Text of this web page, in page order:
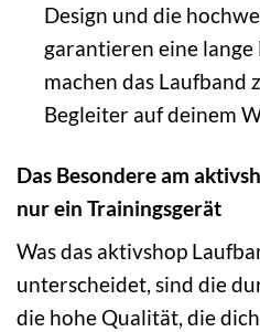
Design und die
garantieren eine lange
machen das Laufband
Begleiter auf deinem
Das Besondere am
nur ein Trainingsgerät
Was das aktivshop
unterscheidet, sind die
die hohe Qualität, die